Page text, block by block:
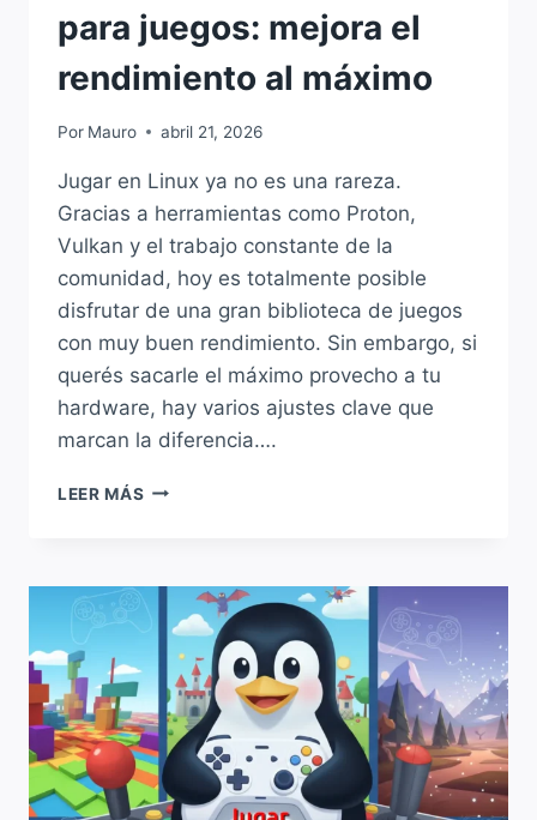
para juegos: mejora el
rendimiento al máximo
Por Mauro abril 21, 2026
Jugar en Linux ya no es una rareza.
Gracias a herramientas como Proton,
Vulkan y el trabajo constante de la
comunidad, hoy es totalmente posible
disfrutar de una gran biblioteca de juegos
con muy buen rendimiento. Sin embargo, si
querés sacarle el máximo provecho a tu
hardware, hay varios ajustes clave que
marcan la diferencia….
LEER MÁS CÓMO
JUEGOS:
MEJORA
RENDIMIENTO
MÁXIMO